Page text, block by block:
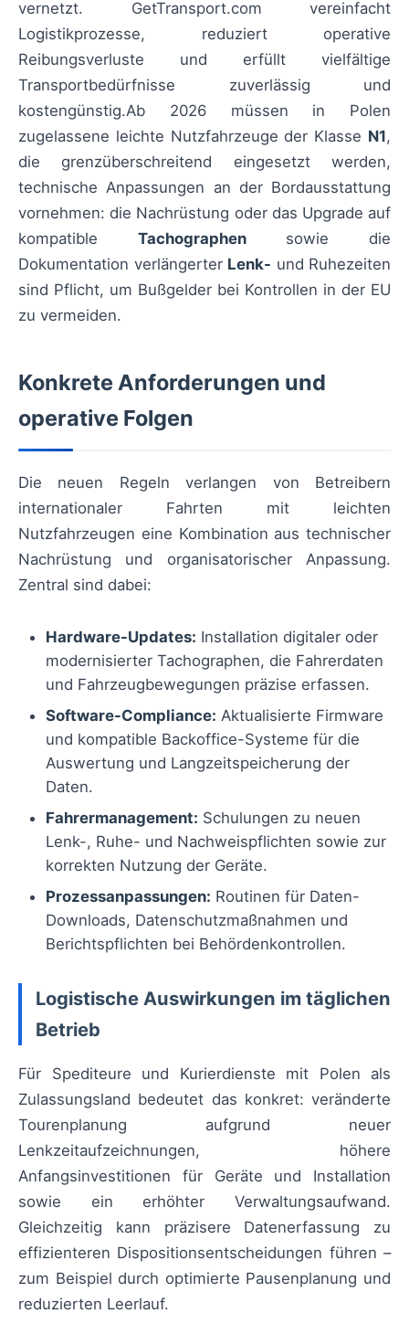
vernetzt. GetTransport.com vereinfacht
Logistikprozesse, reduziert operative
Reibungsverluste und erfüllt vielfältige
Transportbedürfnisse zuverlässig und
kostengünstig.Ab 2026 müssen in Polen
zugelassene leichte Nutzfahrzeuge der Klasse N1,
die grenzüberschreitend eingesetzt werden,
technische Anpassungen an der Bordausstattung
vornehmen: die Nachrüstung oder das Upgrade auf
kompatible Tachographensowie die
Dokumentation verlängerter Lenk- und Ruhezeiten
sind Pflicht, um Bußgelder bei Kontrollen in der EU
zu vermeiden.
Konkrete Anforderungen und
operative Folgen
Die neuen Regeln verlangen von Betreibern
internationaler Fahrten mit leichten
Nutzfahrzeugen eine Kombination aus technischer
Nachrüstung und organisatorischer Anpassung.
Zentral sind dabei:
Hardware-Updates: Installation digitaler oder
modernisierter Tachographen, die Fahrerdaten
und Fahrzeugbewegungen präzise erfassen.
Software-Compliance: Aktualisierte Firmware
und kompatible Backoffice-Systeme für die
Auswertung und Langzeitspeicherung der
Daten.
Fahrermanagement: Schulungen zu neuen
Lenk-, Ruhe- und Nachweispflichten sowie zur
korrekten Nutzung der Geräte.
Prozessanpassungen: Routinen für Daten-
Downloads, Datenschutzmaßnahmen und
Berichtspflichten bei Behördenkontrollen.
Logistische Auswirkungen im täglichen
Betrieb
Für Spediteure und Kurierdienste mit Polen als
Zulassungsland bedeutet das konkret: veränderte
Tourenplanung aufgrund neuer
Lenkzeitaufzeichnungen, höhere
Anfangsinvestitionen für Geräte und Installation
sowie ein erhöhter Verwaltungsaufwand.
Gleichzeitig kann präzisere Datenerfassung zu
effizienteren Dispositionsentscheidungen führen –
zum Beispiel durch optimierte Pausenplanung und
reduzierten Leerlauf.